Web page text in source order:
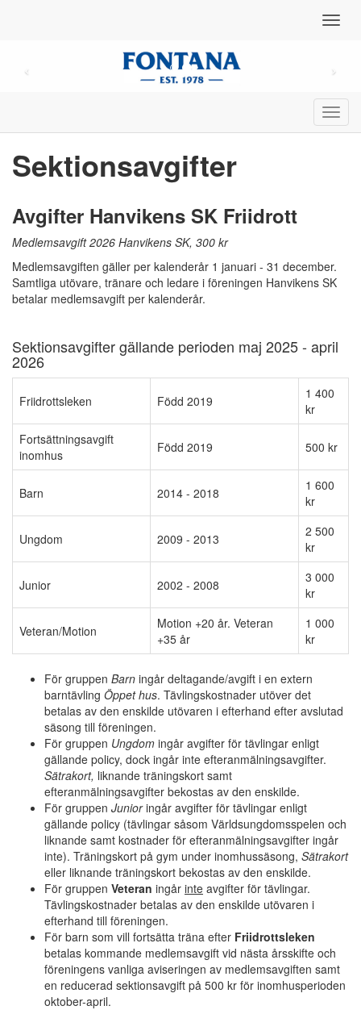
Sektionsavgifter
Avgifter Hanvikens SK Friidrott
Medlemsavgift 2026 Hanvikens SK, 300 kr
Medlemsavgiften gäller per kalenderår 1 januari - 31 december.
Samtliga utövare, tränare och ledare i föreningen Hanvikens SK
betalar medlemsavgift per kalenderår.
Sektionsavgifter gällande perioden maj 2025 - april
2026
Friidrottsleken Född 2019
1 400
kr
Fortsättningsavgift
inomhus
Född 2019 500 kr
Barn 2014 - 2018
1 600
kr
Ungdom 2009 - 2013
2 500
kr
Junior 2002 - 2008
3 000
kr
Veteran/Motion
Motion +20 år. Veteran
+35 år
1 000
kr
För gruppen Barn ingår deltagande/avgift i en extern
barntävling Öppet hus. Tävlingskostnader utöver det
betalas av den enskilde utövaren i efterhand efter avslutad
säsong till föreningen.
För gruppen Ungdom ingår avgifter för tävlingar enligt
gällande policy, dock ingår inte efteranmälningsavgifter.
Sätrakort, liknande träningskort samt
efteranmälningsavgifter bekostas av den enskilde.
För gruppen Junioringår avgifter för tävlingar enligt
gällande policy (tävlingar såsom Världsungdomsspelen och
liknande samt kostnader för efteranmälningsavgifter ingår
inte). Träningskort på gym under inomhussäsong, Sätrakort
eller liknande träningskort bekostas av den enskilde.
För gruppen Veteran ingår inte avgifter för tävlingar.
Tävlingskostnader betalas av den enskilde utövaren i
efterhand till föreningen.
För barn som vill fortsätta träna efter Friidrottsleken
betalas kommande medlemsavgift vid nästa årsskifte och
föreningens vanliga aviseringen av medlemsavgiften samt
en reducerad sektionsavgift på 500 kr för inomhusperioden
oktober-april.